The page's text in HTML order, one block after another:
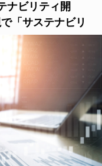
ナビリティ開
「サステナビリ